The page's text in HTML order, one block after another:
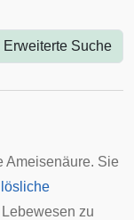
Erweiterte Suche
Ameisenäure. Sie
lösliche
zu